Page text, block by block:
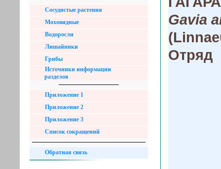
Сосудистые растения
Моховидные
Водоросли
Лишайники
Грибы
Источники информации
разделов
Приложение 1
Приложение 2
Приложение 3
Список сокращений
Обратная связь
Gavia
Отряд